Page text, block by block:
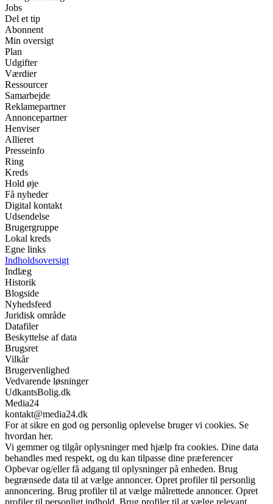
Jobs
Del et tip
Abonnent
Min oversigt
Plan
Udgifter
Værdier
Ressourcer
Samarbejde
Reklamepartner
Annoncepartner
Henviser
Allieret
Presseinfo
Ring
Kreds
Hold øje
Få nyheder
Digital kontakt
Udsendelse
Brugergruppe
Lokal kreds
Egne links
Indholdsoversigt
Indlæg
Historik
Blogside
Nyhedsfeed
Juridisk område
Datafiler
Beskyttelse af data
Brugsret
Vilkår
Brugervenlighed
Vedvarende løsninger
UdkantsBolig.dk
Media24
kontakt@media24.dk
For at sikre en god og personlig oplevelse bruger vi cookies. Se
hvordan her.
Vi gemmer og tilgår oplysninger med hjælp fra cookies. Dine data
behandles med respekt, og du kan tilpasse dine præferencer
Opbevar og/eller få adgang til oplysninger på enheden. Brug
begrænsede data til at vælge annoncer. Opret profiler til personlig
annoncering. Brug profiler til at vælge målrettede annoncer. Opret